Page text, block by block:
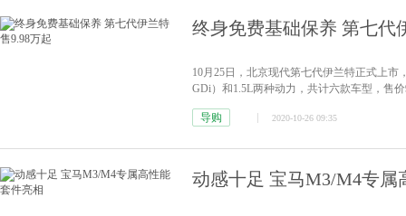
终身免费基础保养 第七代
10月25日，北京现代第七代伊兰特正式上市
GDi）和1.5L两种动力，共计六款车型，售
导购
2020-10-26 09:35
动感十足 宝马M3/M4专属